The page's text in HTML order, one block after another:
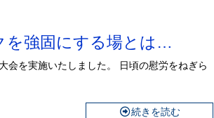
を強固にする場とは…
会を実施いたしました。 日頃の慰労をねぎら
続きを読む